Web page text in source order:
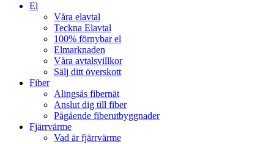
El
Våra elavtal
Teckna Elavtal
100% förnybar el
Elmarknaden
Våra avtalsvillkor
Sälj ditt överskott
Fiber
Alingsås fibernät
Anslut dig till fiber
Pågående fiberutbyggnader
Fjärrvärme
Vad är fjärrvärme